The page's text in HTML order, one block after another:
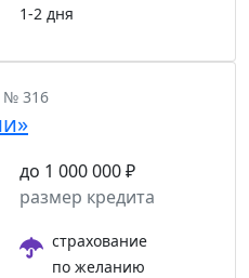
1-2 дня
316
до 1 000 000 ₽
размер кредита
страхование
по желанию